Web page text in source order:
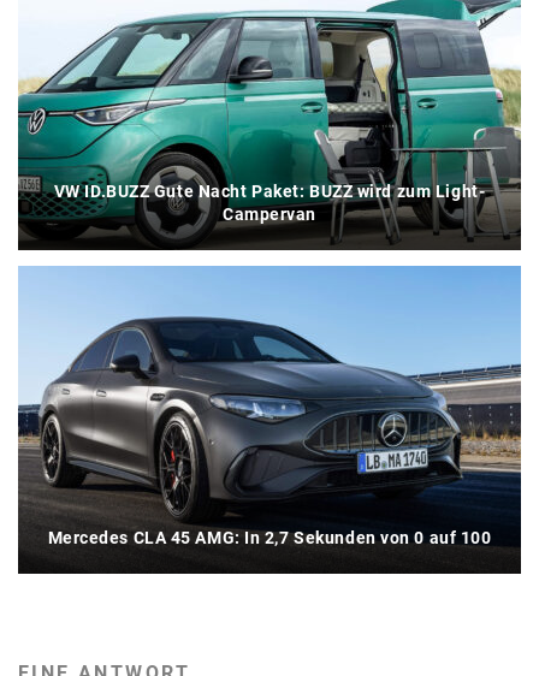
VW ID.BUZZ Gute Nacht Paket: BUZZ wird zum Light-
Campervan
Mercedes CLA 45 AMG: In 2,7 Sekunden von 0 auf 100